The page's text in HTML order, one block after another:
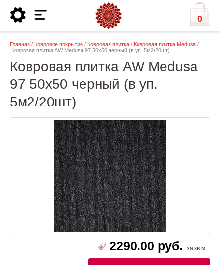
0
Главная / Ковровое покрытие / Ковровая плитка / Ковровая плитка Medusa /
Ковровая плитка AW Medusa 97 50х50 черный (в уп. 5м2/20шт)
Ковровая плитка AW Medusa
97 50х50 черный (в уп.
5м2/20шт)
2290.00 руб. за кв.м